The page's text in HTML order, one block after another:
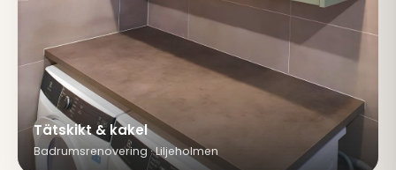
Tätskikt & kakel
Badrumsrenovering · Liljeholmen